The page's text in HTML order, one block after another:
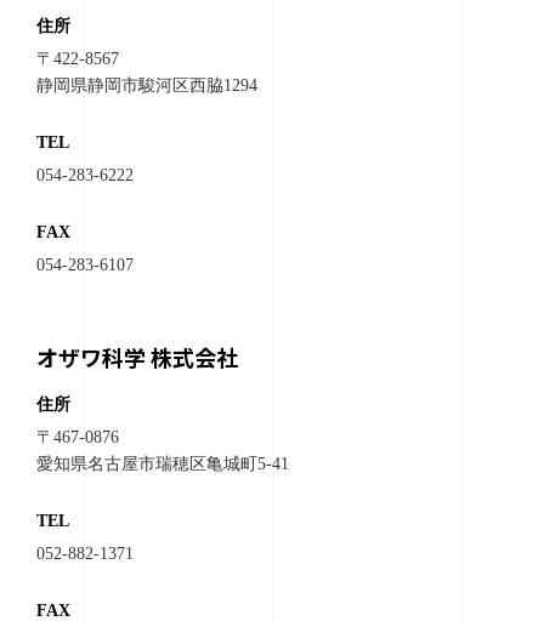
住所
〒422-8567
静岡県静岡市駿河区西脇1294
TEL
054-283-6222
FAX
054-283-6107
オザワ科学 株式会社
住所
〒467-0876
愛知県名古屋市瑞穂区亀城町5-41
TEL
052-882-1371
FAX